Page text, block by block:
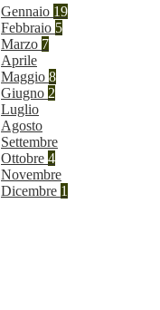
Gennaio 19
Febbraio 5
Marzo 7
Aprile
Maggio 8
Giugno 2
Luglio
Agosto
Settembre
Ottobre 4
Novembre
Dicembre 1